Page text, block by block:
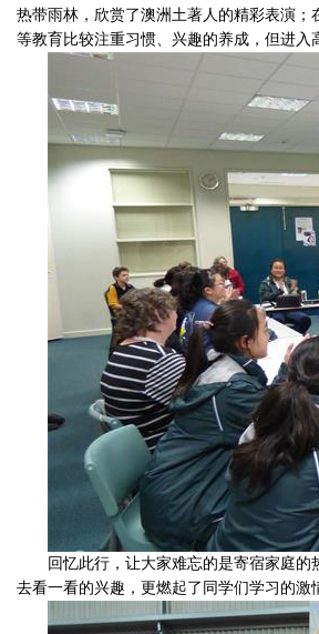
热带雨林，欣赏了澳洲土著人的精彩表演
等教育比较注重习惯、兴趣的养成，但进
回忆此行，让大家难忘的是寄宿家庭
去看一看的兴趣，更燃起了同学们学习的激